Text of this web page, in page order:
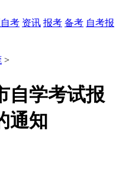
考 资讯 报考 备考 自考报
>
自学考试报
通知